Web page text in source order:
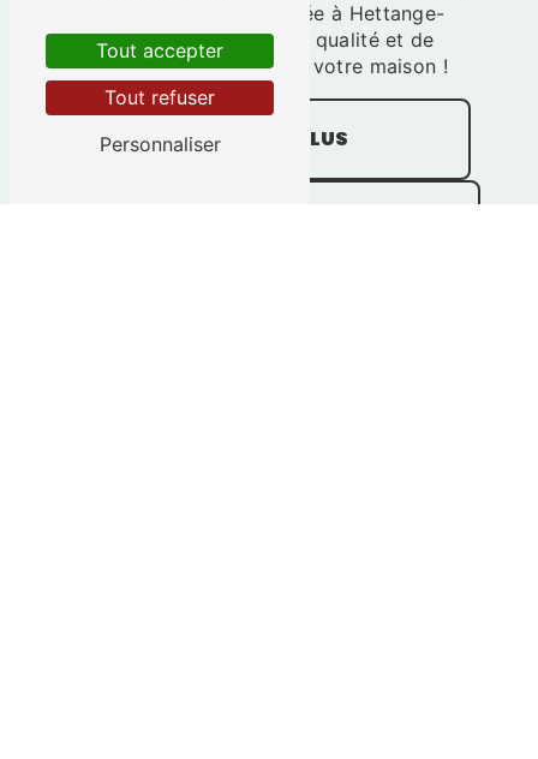
votre projet de porte d'entrée à Hettange-
Grande. Faites le choix de la qualité et de
l'excellence pour l'entrée de votre maison !
EN SAVOIR PLUS
Tout accepter
Tout refuser
Personnaliser